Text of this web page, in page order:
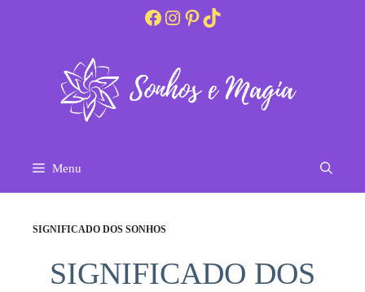
Facebook
Instagram
Pinterest
TikTok
Menu
SIGNIFICADO DOS SONHOS
SIGNIFICADO DOS